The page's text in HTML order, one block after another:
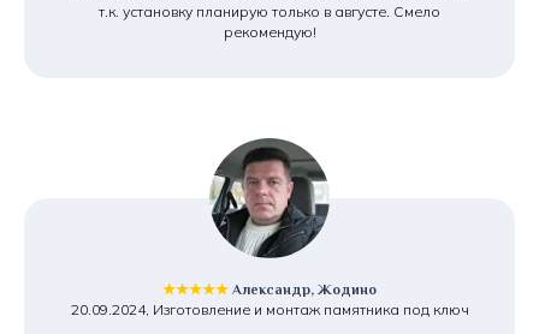
т.к. установку планирую только в августе. Смело
рекомендую!
★★★★★ Александр, Жодино
20.09.2024, Изготовление и монтаж памятника под ключ